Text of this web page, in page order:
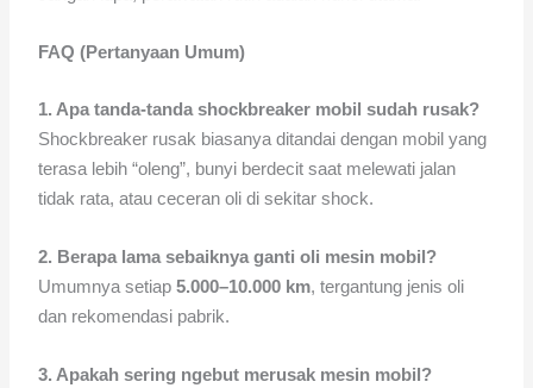
FAQ (Pertanyaan Umum)
1. Apa tanda-tanda shockbreaker mobil sudah rusak?
Shockbreaker rusak biasanya ditandai dengan mobil yang
terasa lebih “oleng”, bunyi berdecit saat melewati jalan
tidak rata, atau ceceran oli di sekitar shock.
2. Berapa lama sebaiknya ganti oli mesin mobil?
Umumnya setiap5.000–10.000 km, tergantung jenis oli
dan rekomendasi pabrik.
3. Apakah sering ngebut merusak mesin mobil?